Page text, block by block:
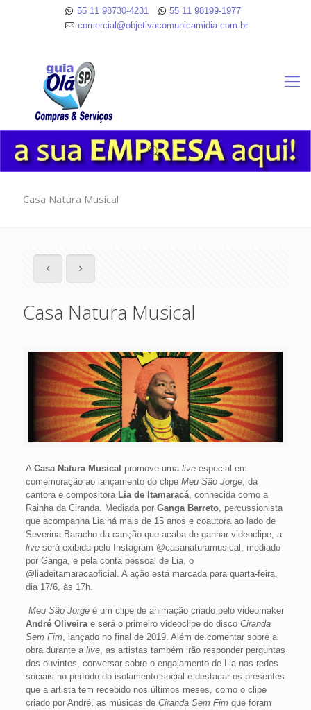
55 11 98730-4231
55 11 98199-1977
comercial@objetivacomunicamidia.com.br
Casa Natura Musical
Casa Natura Musical
A Casa Natura Musical promove uma liveespecial em
comemoração ao lançamento do clipe Meu São Jorge, da
cantora e compositora Lia de Itamaracá, conhecida como a
Rainha da Ciranda. Mediada por Ganga Barreto, percussionista
que acompanha Lia há mais de 15 anos e coautora ao lado de
Severina Baracho da canção que acaba de ganhar videoclipe, a
liveserá exibida pelo Instagram @casanaturamusical, mediado
por Ganga, e pela conta pessoal de Lia, o
@liadeitamaracaoficial. A ação está marcada para quarta-feira,
dia 17/6, às 17h.
Meu São Jorgeé um clipe de animação criado pelo videomaker
André Oliveirae será o primeiro videoclipe do disco Ciranda
Sem Fim, lançado no final de 2019. Além de comentar sobre a
obra durante a live, as artistas também irão responder perguntas
dos ouvintes, conversar sobre o engajamento de Lia nas redes
sociais no período do isolamento social e destacar os presentes
que a artista tem recebido nos últimos meses, como o clipe
criado por André, as músicas de Ciranda Sem Fim que foram